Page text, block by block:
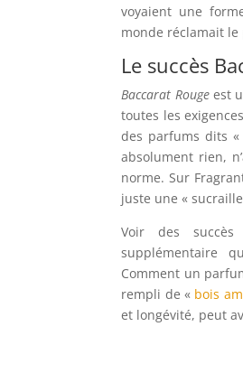
voyaient une
monde réclamait le
Le succès
Baccarat Rougeest
toutes les
des parfums dits «
absolument rien,
norme. Sur
juste une «
Voir des
supplémentaire
Comment un
rempli de « bois
et longévité, peut